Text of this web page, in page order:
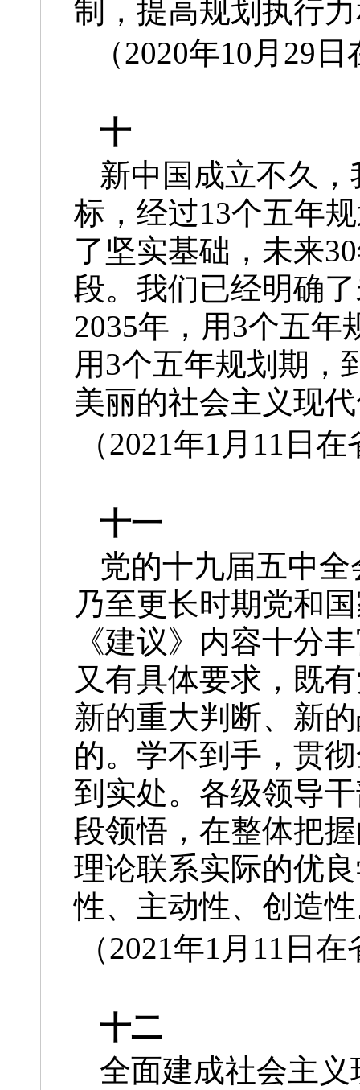
制，提高规划执行
（2020年10月29
十
新中国成立不久
标，经过13个五年
了坚实基础，未来
段。我们已经明确
2035年，用3个五
用3个五年规划期，
美丽的社会主义现
（2021年1月11日
十一
党的十九届五中
乃至更长时期党和
《建议》内容十分
又有具体要求，既
新的重大判断、新
的。学不到手，贯
到实处。各级领导
段领悟，在整体把
理论联系实际的优
性、主动性、创造
（2021年1月11日
十二
全面建成社会主